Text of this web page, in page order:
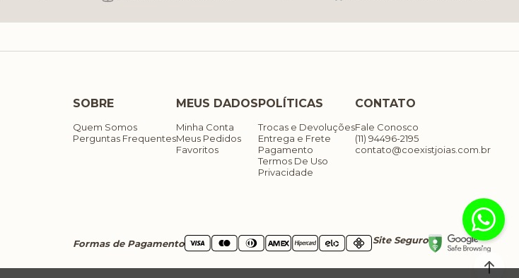
SOBRE
Quem Somos
Perguntas Frequentes
MEUS DADOS
Minha Conta
Meus Pedidos
Favoritos
POLÍTICAS
Trocas e Devoluções
Entrega e Frete
Pagamento
Termos De Uso
Privacidade
CONTATO
Fale Conosco
(11) 94496-2195
contato@coexistjoias.com.br
Formas de Pagamento Site Seguro